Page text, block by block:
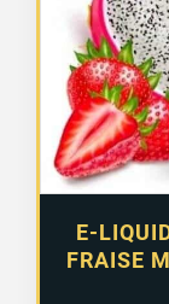
E-
FRAISE